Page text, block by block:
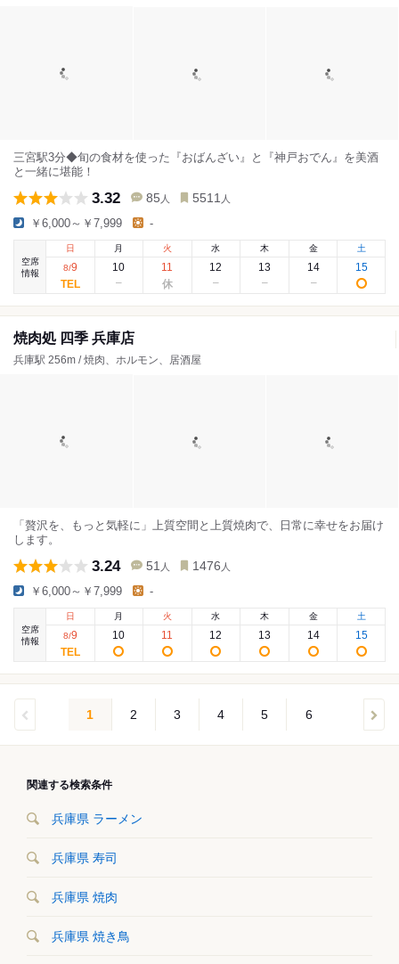
三宮駅3分◆旬の食材を使った『おばんざい』と『神戸おでん』を美酒
と一緒に堪能！
3.32 85 人 5511 人
￥6,000～￥7,999 -
空席
情報
日
8/9
月
10
火
11
水
12
木
13
金
14
土
15
焼肉処 四季 兵庫店
兵庫駅 256m / 焼肉、ホルモン、居酒屋
「贅沢を、もっと気軽に」上質空間と上質焼肉で、日常に幸せをお届け
します。
3.24 51 人 1476 人
￥6,000～￥7,999 -
空席
情報
日
8/9
月
10
火
11
水
12
木
13
金
14
土
15
1 2 3 4 5 6
関連する検索条件
兵庫県 ラーメン
兵庫県 寿司
兵庫県 焼肉
兵庫県 焼き鳥